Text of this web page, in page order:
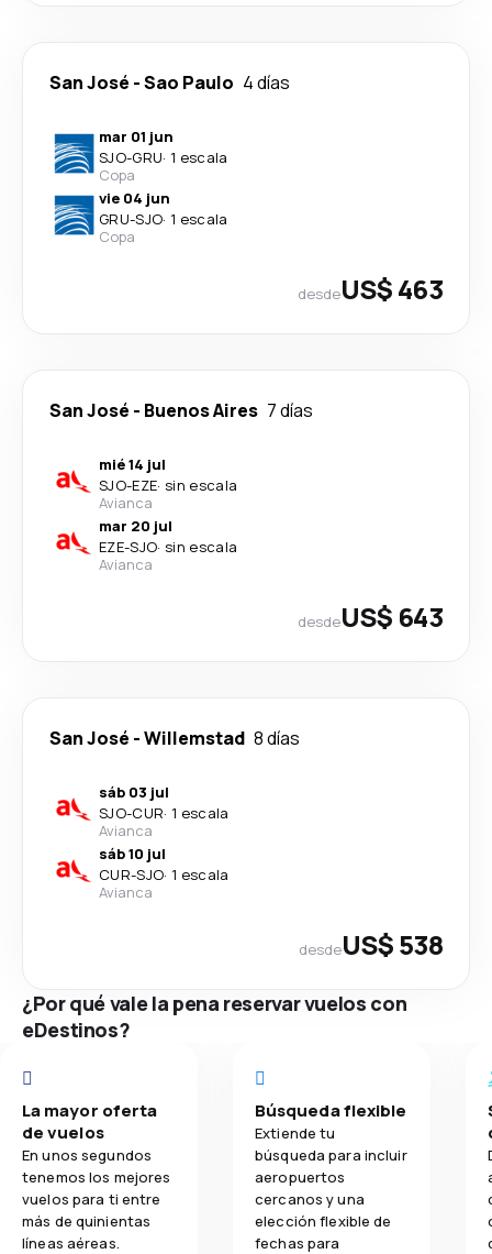
San José -Sao Paulo 4 días
mar 01 jun
SJO-GRU· 1 escala
Copa
vie 04 jun
GRU-SJO· 1 escala
Copa
desdeUS$ 463
San José - Buenos Aires 7 días
mié 14 jul
SJO-EZE· sin escala
Avianca
mar 20 jul
EZE-SJO· sin escala
Avianca
desdeUS$ 643
San José -Willemstad 8 días
sáb 03 jul
SJO-CUR· 1 escala
Avianca
sáb 10 jul
CUR-SJO· 1 escala
Avianca
desdeUS$ 538
¿Por qué vale la pena reservar vuelos con
eDestinos?
La mayor oferta
de vuelos
En unos segundos
tenemos los mejores
vuelos para ti entre
más de quinientas
líneas aéreas.
Búsqueda flexible
Extiende tu
búsqueda para incluir
aeropuertos
cercanos y una
elección flexible de
fechas para